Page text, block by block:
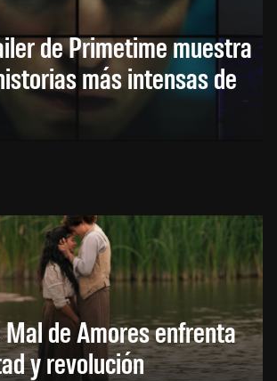
de Primetime muestra
más intensas de
de Amores enfrenta
y revolución